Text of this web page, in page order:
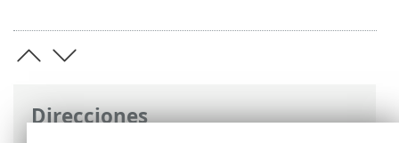
Direcciones